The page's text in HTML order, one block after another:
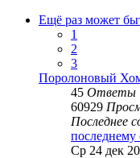
Ещё раз может
1
2
3
Поролоновый
45 Ответы
60929
Последнее
Ср 24 дек